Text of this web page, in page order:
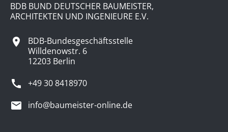
BDB BUND DEUTSCHER BAUMEISTER,
ARCHITEKTEN UND INGENIEURE E.V.
BDB-Bundesgeschäftsstelle
Willdenowstr. 6
12203 Berlin
+49 30 8418970
info@baumeister-online.de